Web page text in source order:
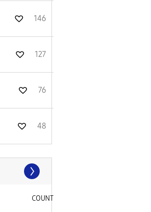
146
127
76
48
COUNT